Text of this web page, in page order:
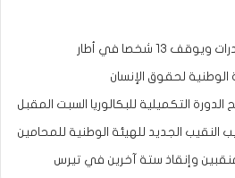
13 شخصا في أطار
الوطنية لحقوق الإنسان
الدورة التكميلية للبكالوريا السبت المقبل
النقيب الجديد للهيئة الوطنية للمحامين
وإنقاذ ستة آخرين في تيرس